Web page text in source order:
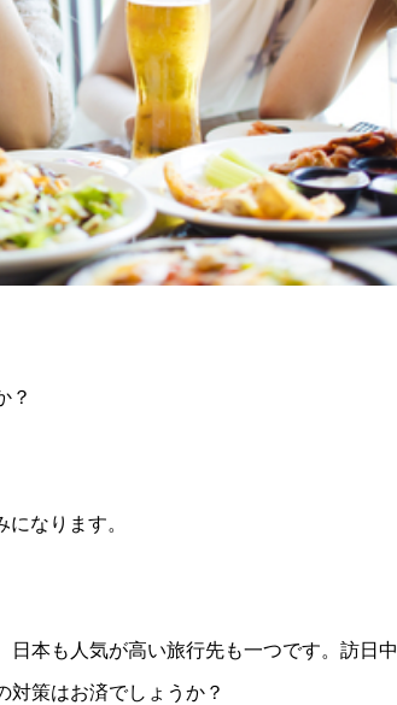
？
なります。
本も人気が高い旅行先も一つです。訪日中
対策はお済でしょうか？